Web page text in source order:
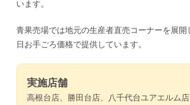
います。
青果売場では地元の生産者直売コーナーを展
日お手ごろ価格で提供しています。
実施店舗
高根台店、勝田台店、八千代台ユアエルム